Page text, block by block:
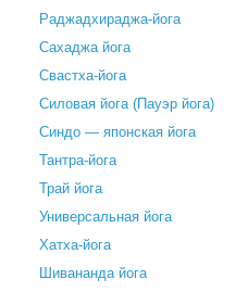
Раджадхираджа-йога
Сахаджа йога
Свастха-йога
Силовая йога (Пауэр йога)
Синдо — японская йога
Тантра-йога
Трай йога
Универсальная йога
Хатха-йога
Шивананда йога